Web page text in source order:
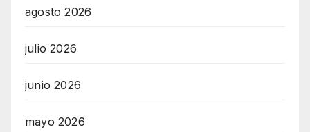
agosto 2026
julio 2026
junio 2026
mayo 2026